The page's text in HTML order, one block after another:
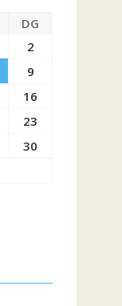
DG
2
9
16
23
30